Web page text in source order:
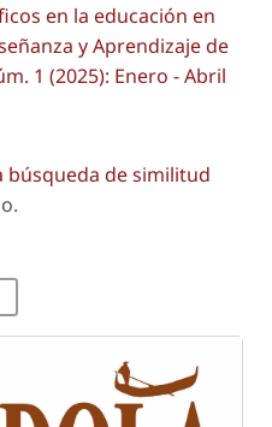
en la educación en
y Aprendizaje de
1 (2025): Enero - Abril
búsqueda de similitud